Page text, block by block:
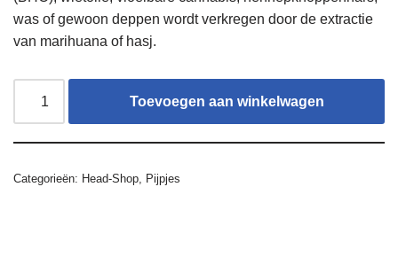
was of gewoon deppen wordt verkregen door de extractie
van marihuana of hasj.
Toevoegen aan winkelwagen
Categorieën: Head-Shop, Pijpjes